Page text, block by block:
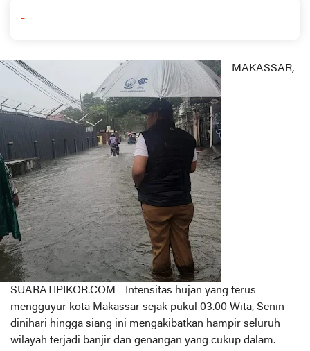
-
MAKASSAR,
SUARATIPIKOR.COM - Intensitas hujan yang terus
mengguyur kota Makassar sejak pukul 03.00 Wita, Senin
dinihari hingga siang ini mengakibatkan hampir seluruh
wilayah terjadi banjir dan genangan yang cukup dalam.